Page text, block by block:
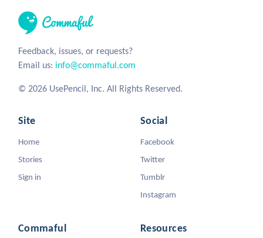
Feedback, issues, or requests?
Email us: info@commaful.com
© 2026 UsePencil, Inc. All Rights Reserved.
Site
Home
Stories
Sign in
Social
Facebook
Twitter
Tumblr
Instagram
Commaful Resources